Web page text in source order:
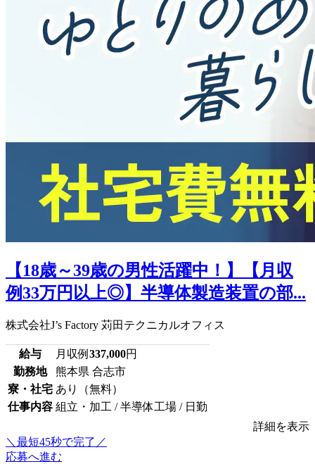
【18歳～39歳の男性活躍中！】【月収
例33万円以上◎】半導体製造装置の部...
株式会社J’s Factory 苅田テクニカルオフィス
給与 月収例 337,000円
勤務地
熊本県 合志市
寮・社宅 あり（無料）
仕事内容 組立・加工 / 半導体工場 / 日勤
詳細を表示
＼最短45秒で完了／
応募へ進む